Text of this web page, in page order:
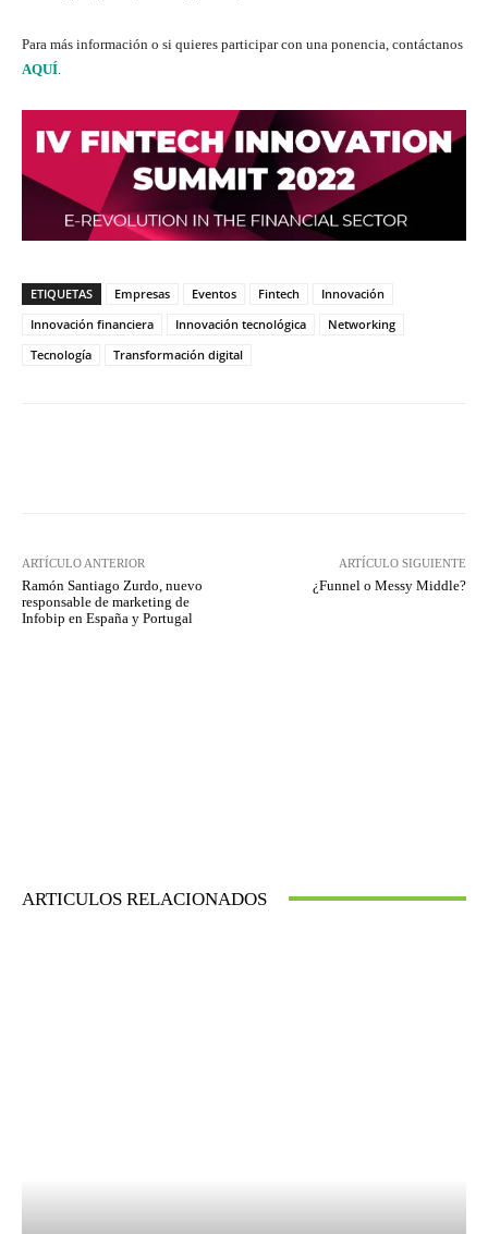
Para más información o si quieres participar con una ponencia, contáctanos
AQUÍ
ETIQUETAS Empresas Eventos Fintech
Innovación
Innovación financiera
Innovación tecnológica
Networking
Tecnología
Transformación digital
ARTÍCULO ANTERIOR
Ramón Santiago Zurdo, nuevo
responsable de marketing de
Infobip en España y Portugal
ARTÍCULO SIGUIENTE
¿Funnel o Messy Middle?
ARTICULOS RELACIONADOS